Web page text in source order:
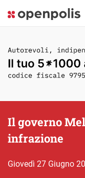
Il governo
infrazione
giovedì 27 Giugno